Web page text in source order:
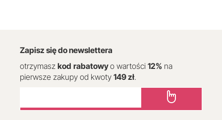
Zapisz się do newslettera
otrzymasz kod rabatowyo wartości 12% na
pierwsze zakupy od kwoty 149 zł.